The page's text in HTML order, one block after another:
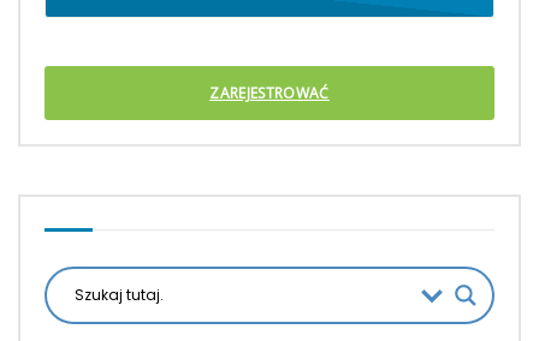
ZAREJESTROWAĆ